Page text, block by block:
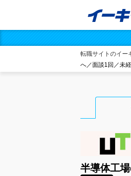
転職サイトのイー
へ／面談1回／未
半導体工